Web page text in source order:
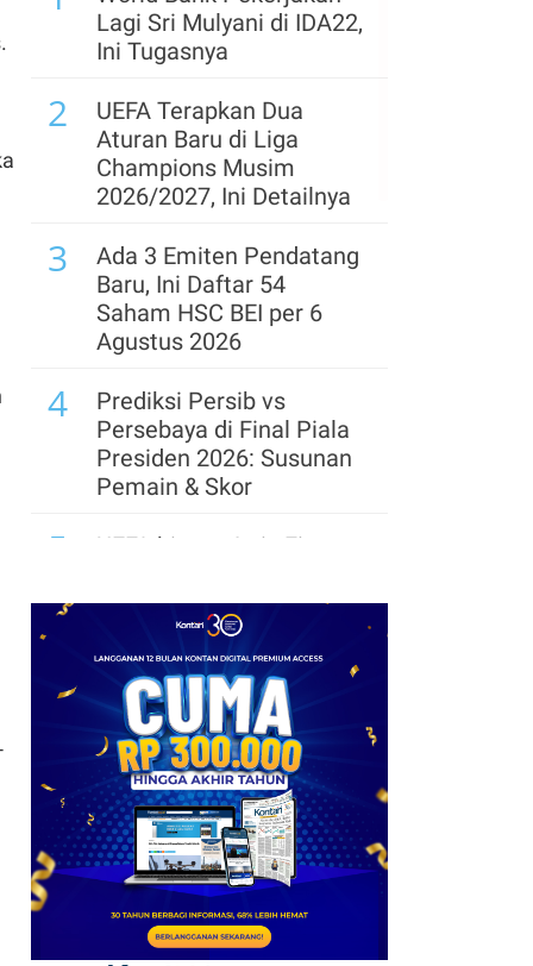
ConocoPhillips Ganti
CEO di Tengah Lonjakan
Laba Terbesar Sejak
2022
Harga Emas Pangkas
Minyak akibat Iran Tekan
Sentimen Pasar
Dolar AS Menguat
terhadap Yen Jelang Rilis
Data Tenaga Kerja AS
AS Terapkan Tarif 15%
atas Produk Polysilicon,
China
Lagi Sri Mulyani di IDA22,
Ini Tugasnya
2
UEFA Terapkan Dua
Aturan Baru di Liga
Champions Musim
2026/2027, Ini Detailnya
3
Ada 3 Emiten Pendatang
Baru, Ini Daftar 54
Saham HSC BEI per 6
Agustus 2026
4
Prediksi Persib vs
Persebaya di Final Piala
Presiden 2026: Susunan
Pemain & Skor
5
UEFA hingga Luis Figo,
Menentang Gianni
Infantino
6
Krisis Migrasi Ancam
Status Maroko sebagai
Tuan Rumah Piala Dunia
2030
7
Tema dan Logo Hari
Pramuka Ke-65 Tahun
2026: Aktif Dukung
Swasembada Pangan
Nasional